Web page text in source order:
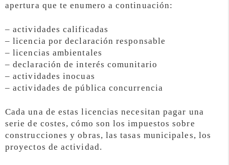
apertura que te enumero a continuación:
– actividades calificadas
– licencia por declaración responsable
– licencias ambientales
– declaración de interés comunitario
– actividades inocuas
– actividades de pública concurrencia
Cada una de estas licencias necesitan pagar una
serie de costes, cómo son los impuestos sobre
construcciones y obras, las tasas municipales, los
proyectos de actividad.